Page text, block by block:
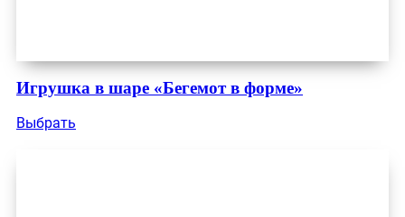
Игрушка в шаре «Бегемот в форме»
Выбрать